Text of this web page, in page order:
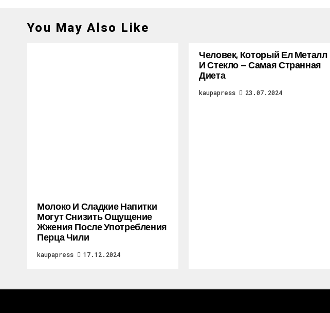
You May Also Like
Молоко И Сладкие Напитки
Могут Снизить Ощущение
Жжения После Употребления
Перца Чили
kaupapress 17.12.2024
Человек, Который Ел Металл
И Стекло — Самая Странная
Диета
kaupapress 23.07.2024